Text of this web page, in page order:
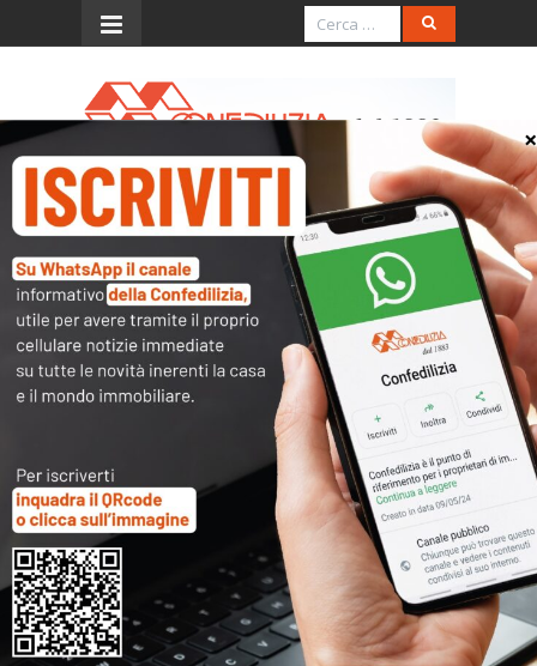
Menu
Impugnazione delibera
condominiale e ripartizione
delle spese
“Nelle controversie aventi ad oggetto
l’impugnazione di deliberazioni della
assemblea condominiale relative alla
ripartizione delle spese per le cose e
per i servizi comuni, unico legittimato
passivo è l’amministratore di
condominio, sicché non è ammissibile il
gravame avanzato da un singolo
condomino avverso la sentenza che
abbia visto soccombente il condominio,
trattandosi di controversie aventi ad